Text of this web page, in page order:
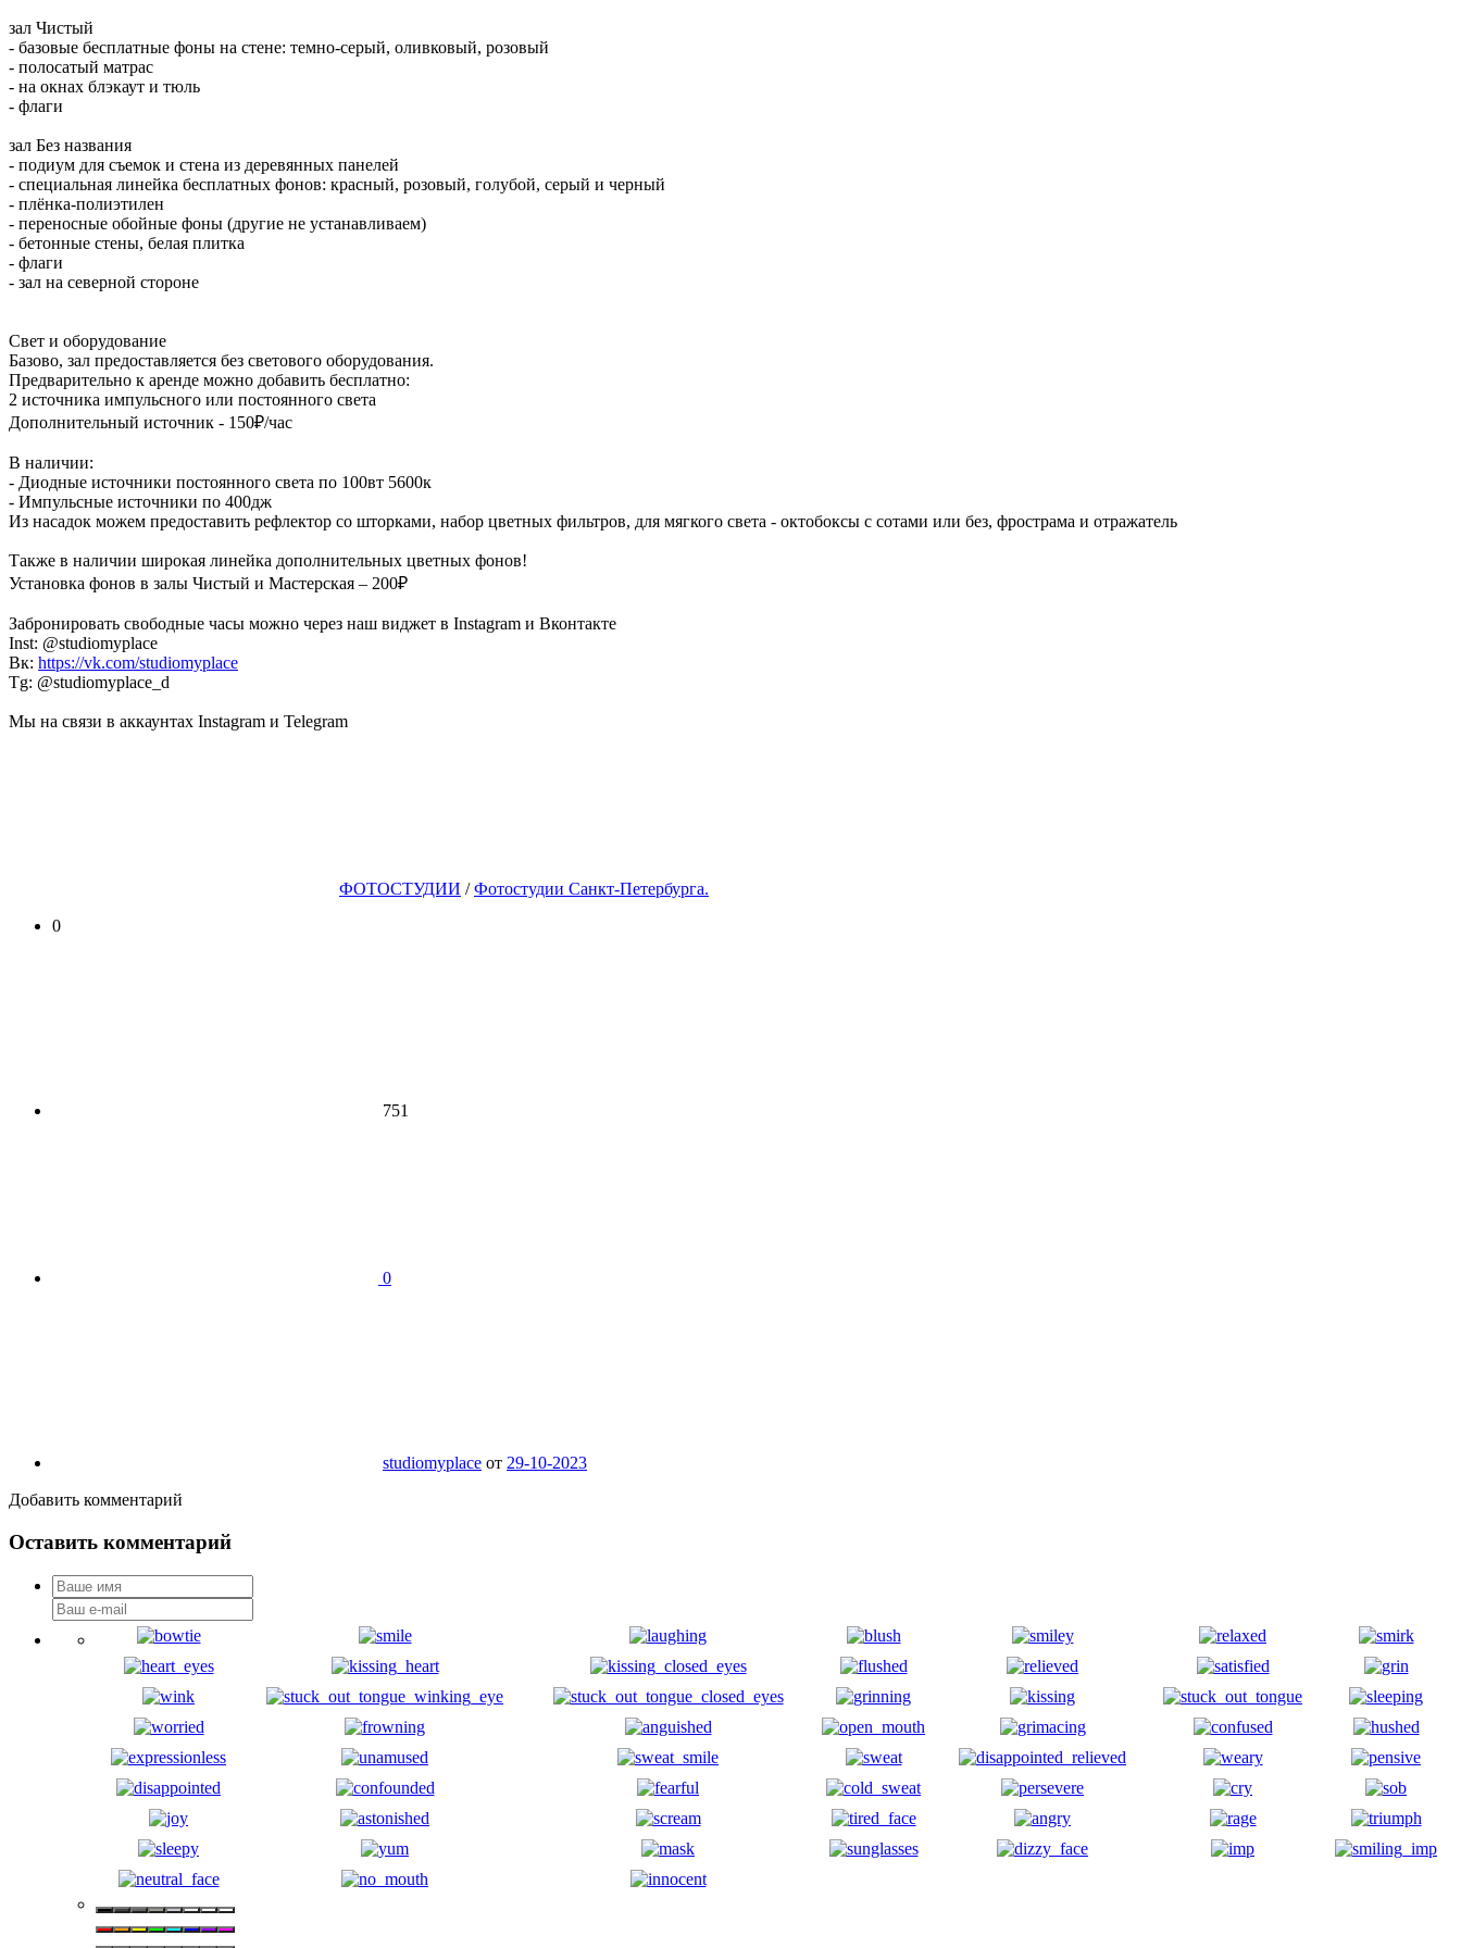
зал Чистый
- базовые бесплатные фоны на стене: темно-серый, оливковый, розовый
- полосатый матрас
- на окнах блэкаут и тюль
- флаги
зал Без названия
- подиум для съемок и стена из деревянных панелей
- специальная линейка бесплатных фонов: красный, розовый, голубой, серый и черный
- плёнка-полиэтилен
- переносные обойные фоны (другие не устанавливаем)
- бетонные стены, белая плитка
- флаги
- зал на северной стороне
Свет и оборудование
Базово, зал предоставляется без светового оборудования.
Предварительно к аренде можно добавить бесплатно:
2 источника импульсного или постоянного света
Дополнительный источник - 150₽/час
В наличии:
- Диодные источники постоянного света по 100вт 5600к
- Импульсные источники по 400дж
Из насадок можем предоставить рефлектор со шторками, набор цветных фильтров, для мягкого света - октобоксы с сотами или без, фрострама и отражатель
Также в наличии широкая линейка дополнительных цветных фонов!
Установка фонов в залы Чистый и Мастерская – 200₽
Забронировать свободные часы можно через наш виджет в Instagram и Вконтакте
Inst: @studiomyplace
Вк: https://vk.com/studiomyplace
Tg: @studiomyplace_d
Мы на связи в аккаунтах Instagram и Telegram
ФОТОСТУДИИ /Фотостудии Санкт-Петербурга.
0
751
0
studiomyplace от 29-10-2023
Добавить комментарий
Оставить комментарий